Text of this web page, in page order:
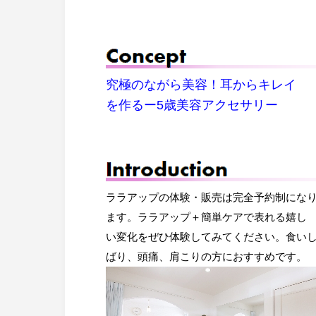
究極のながら美容！耳からキレイ
を作るー5歳美容アクセサリー
ララアップの体験・販売は完全予約制にな
ます。ララアップ＋簡単ケアで表れる嬉し
い変化をぜひ体験してみてください。食い
ばり、頭痛、肩こりの方におすすめです。